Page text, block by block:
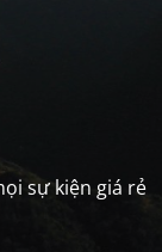
sự kiện giá rẻ